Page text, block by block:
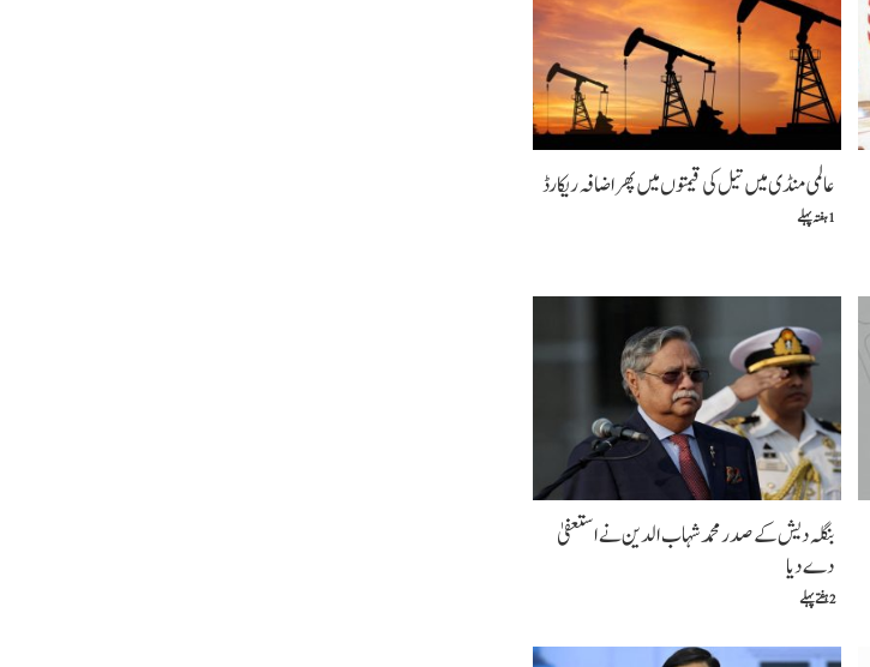
عالمی منڈی میں تیل کی قیمتوں میں پھر اضافہ ریکارڈ
1 ہفتہ پہلے
بنگلہ دیش کے صدر محمد شہاب الدین نے استعفیٰ
دے دیا
2 ہفتے پہلے